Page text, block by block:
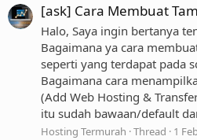
[ask] Cara Membuat
Halo, Saya ingin bertanya
Bagaimana ya cara
seperti yang terdapat pada
Bagaimana cara
(Add Web Hosting &
itu sudah bawaan/default
Hosting Termurah Thread 1